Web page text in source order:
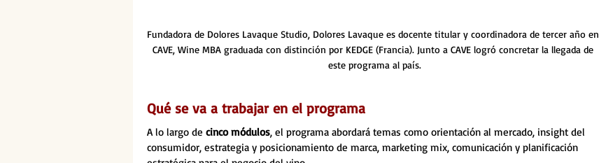
Fundadora de Dolores Lavaque Studio, Dolores Lavaque es docente titular y coordinadora de tercer año en
CAVE, Wine MBA graduada con distinción por KEDGE (Francia). Junto a CAVE logró concretar la llegada de
este programa al país.
Qué se va a trabajar en el programa
A lo largo de cinco módulos, el programa abordará temas como orientación al mercado, insight del
consumidor, estrategia y posicionamiento de marca, marketing mix, comunicación y planificación